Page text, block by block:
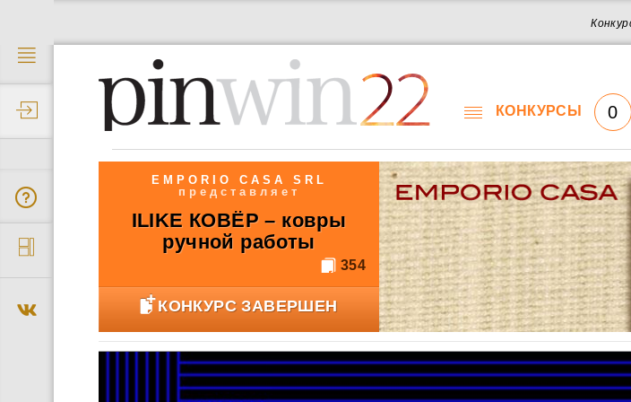
22 КОНКУРСЫ 0
EMPORIO CASA SRL
представляет
ILIKE КОВЁР – ковры
ручной работы
354
КОНКУРС ЗАВЕРШЕН
Работ